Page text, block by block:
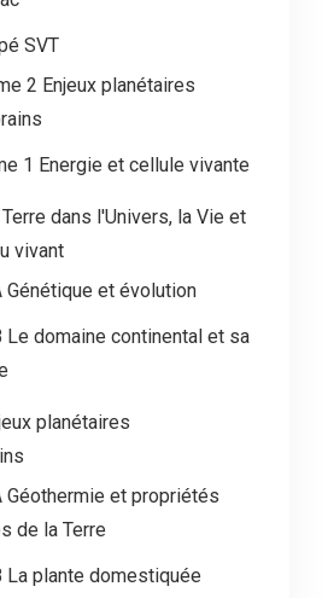
SVT
2 Enjeux planétaires
1 Energie et cellule vivante
dans l'Univers, la Vie et
vivant
Génétique et évolution
Le domaine continental et sa
planétaires
Géothermie et propriétés
de la Terre
La plante domestiquée